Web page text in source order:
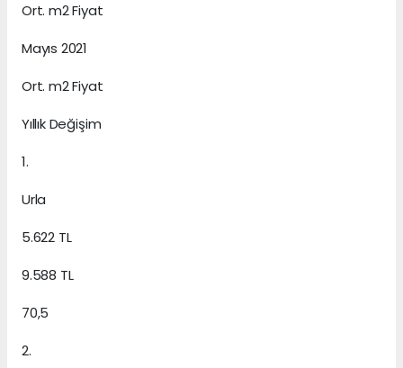
Ort. m2 Fiyat
Mayıs 2021
Ort. m2 Fiyat
Yıllık Değişim
1.
Urla
5.622 TL
9.588 TL
70,5
2.